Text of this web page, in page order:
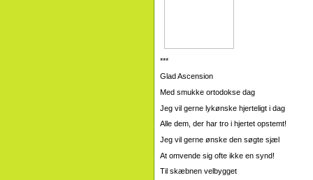
***
Glad Ascension
Med smukke ortodokse dag
Jeg vil gerne lykønske hjerteligt i dag
Alle dem, der har tro i hjertet opstemt!
Jeg vil gerne ønske den søgte sjæl
At omvende sig ofte ikke en synd!
Til skæbnen velbygget